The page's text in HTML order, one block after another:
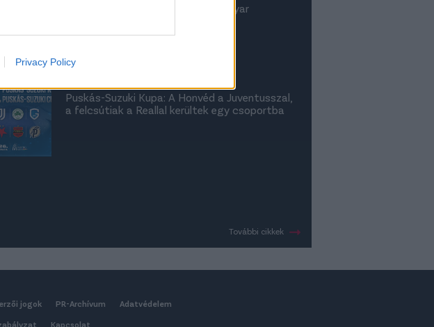
like cookies on
of the website
including
other user protection.
Privacy Policy
Szögletgóllal nyert az U15-ös magyar
Puskás-Suzuki Kupa: A Honvéd a Juventusszal,
a felcsútiak a Reallal kerültek egy csoportba
További cikkek
jogok PR-Archívum Adatvédelem
Kapcsolat